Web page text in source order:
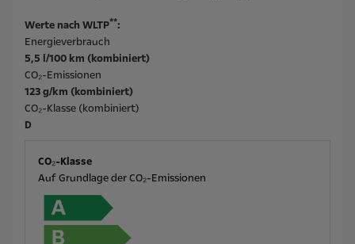
Werte nach WLTP**:
Energieverbrauch
5,5 l/100 km (kombiniert)
CO₂-Emissionen
123 g/km (kombiniert)
CO₂-Klasse (kombiniert)
D
CO₂-Klasse
Auf Grundlage der CO₂-Emissionen